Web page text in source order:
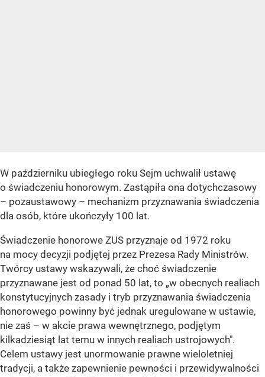
W październiku ubiegłego roku Sejm uchwalił ustawę
o świadczeniu honorowym. Zastąpiła ona dotychczasowy
– pozaustawowy – mechanizm przyznawania świadczenia
dla osób, które ukończyły 100 lat.
Świadczenie honorowe ZUS przyznaje od 1972 roku
na mocy decyzji podjętej przez Prezesa Rady Ministrów.
Twórcy ustawy wskazywali, że choć świadczenie
przyznawane jest od ponad 50 lat, to „w obecnych realiach
konstytucyjnych zasady i tryb przyznawania świadczenia
honorowego powinny być jednak uregulowane w ustawie,
nie zaś – w akcie prawa wewnętrznego, podjętym
kilkadziesiąt lat temu w innych realiach ustrojowych".
Celem ustawy jest unormowanie prawne wieloletniej
tradycji, a także zapewnienie pewności i przewidywalności